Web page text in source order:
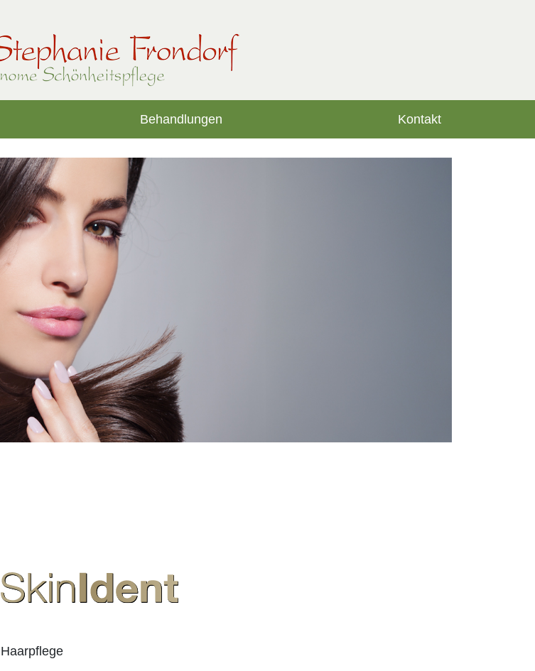
Behandlungen Kontakt
Haarpflege